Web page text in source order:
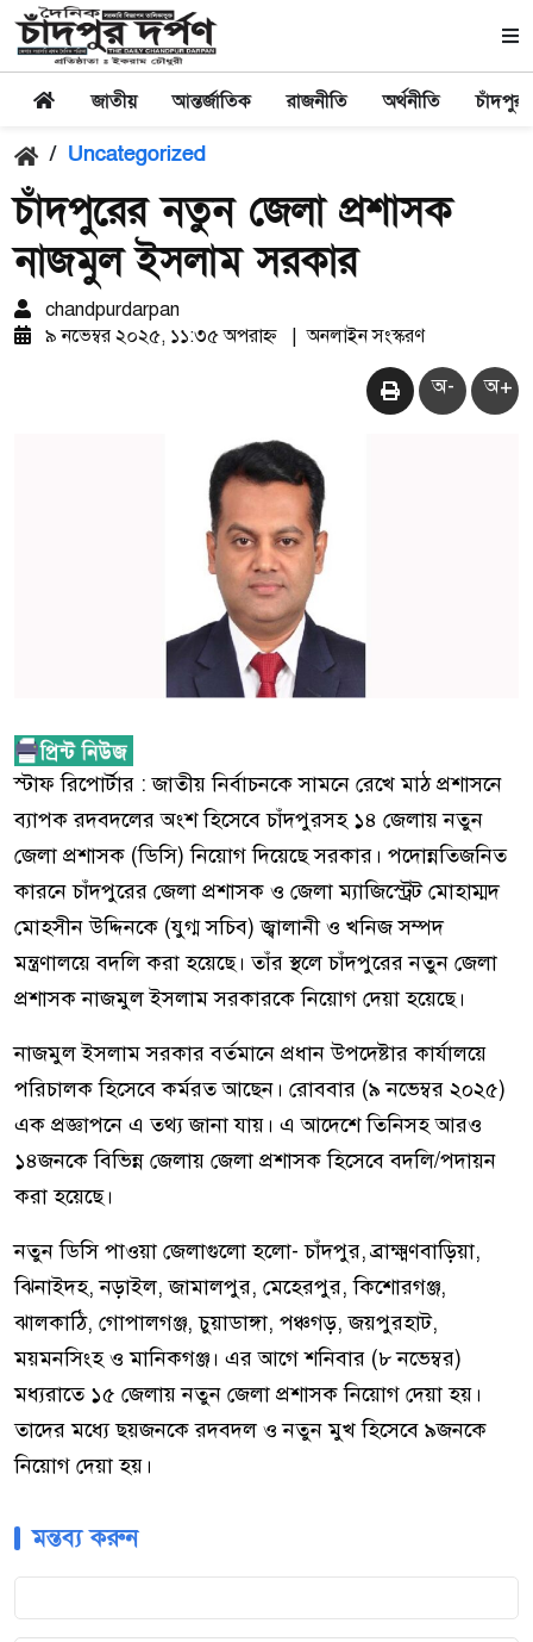
জাতীয় আন্তর্জাতিক রাজনীতি অর্থনীতি চাঁদপুর
/ Uncategorized
চাঁদপুরের নতুন জেলা প্রশাসক
নাজমুল ইসলাম সরকার
chandpurdarpan
৯ নভেম্বর ২০২৫, ১১:৩৫ অপরাহ্ন
অনলাইন সংস্করণ
অ- অ+
স্টাফ রিপোর্টার : জাতীয় নির্বাচনকে সামনে রেখে মাঠ প্রশাসনে
ব্যাপক রদবদলের অংশ হিসেবে চাঁদপুরসহ ১৪ জেলায় নতুন
জেলা প্রশাসক (ডিসি) নিয়োগ দিয়েছে সরকার। পদোন্নতিজনিত
কারনে চাঁদপুরের জেলা প্রশাসক ও জেলা ম্যাজিস্ট্রেট মোহাম্মদ
মোহসীন উদ্দিনকে (যুগ্ম সচিব) জ্বালানী ও খনিজ সম্পদ
মন্ত্রণালয়ে বদলি করা হয়েছে। তাঁর স্থলে চাঁদপুরের নতুন জেলা
প্রশাসক নাজমুল ইসলাম সরকারকে নিয়োগ দেয়া হয়েছে।
নাজমুল ইসলাম সরকার বর্তমানে প্রধান উপদেষ্টার কার্যালয়ে
পরিচালক হিসেবে কর্মরত আছেন। রোববার (৯ নভেম্বর ২০২৫)
এক প্রজ্ঞাপনে এ তথ্য জানা যায়। এ আদেশে তিনিসহ আরও
১৪জনকে বিভিন্ন জেলায় জেলা প্রশাসক হিসেবে বদলি/পদায়ন
করা হয়েছে।
নতুন ডিসি পাওয়া জেলাগুলো হলো- চাঁদপুর, ব্রাক্ষ্মণবাড়িয়া,
ঝিনাইদহ, নড়াইল, জামালপুর, মেহেরপুর, কিশোরগঞ্জ,
ঝালকাঠি, গোপালগঞ্জ, চুয়াডাঙ্গা, পঞ্চগড়, জয়পুরহাট,
ময়মনসিংহ ও মানিকগঞ্জ। এর আগে শনিবার (৮ নভেম্বর)
মধ্যরাতে ১৫ জেলায় নতুন জেলা প্রশাসক নিয়োগ দেয়া হয়।
তাদের মধ্যে ছয়জনকে রদবদল ও নতুন মুখ হিসেবে ৯জনকে
নিয়োগ দেয়া হয়।
মন্তব্য করুন